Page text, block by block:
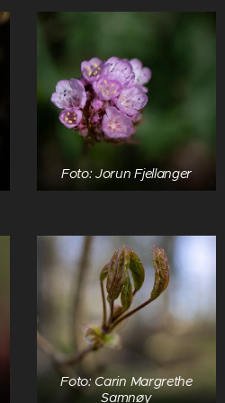
Foto: Jorun Fjellanger
Foto: Carin Margrethe
Samnøy